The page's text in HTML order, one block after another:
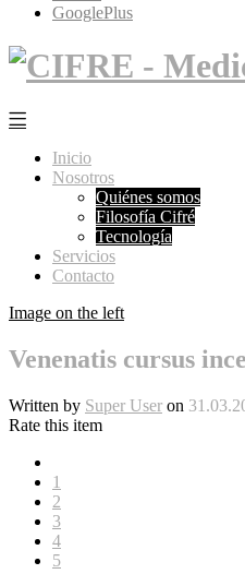
GooglePlus
Inicio
Nosotros
Quiénes somos
Filosofía Cifré
Tecnología
Servicios
Contacto
Image on the left
Venenatis cursus
Written by Super User on
Rate this item
1
2
3
4
5